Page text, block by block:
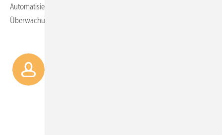
Automatisierung ermöglicht neuartige Auswertungen und
Überwachungen dieser Systeme.